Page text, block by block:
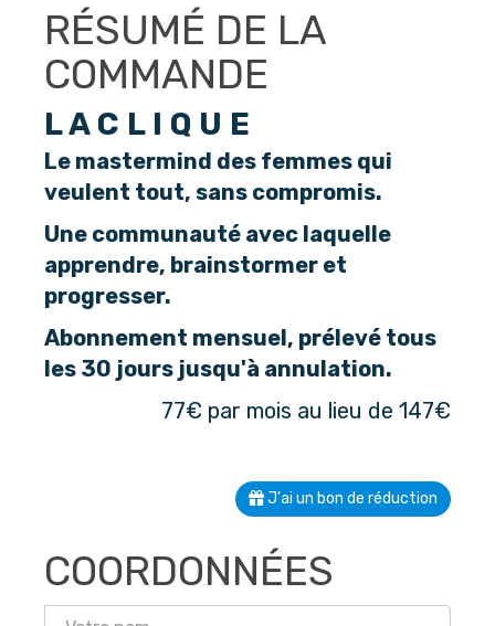
RÉSUMÉ DE LA
COMMANDE
L A C L I Q U E
Le mastermind des femmes qui
veulent tout, sans compromis.
Une communauté avec laquelle
apprendre, brainstormer et
progresser.
Abonnement mensuel, prélevé tous
les 30 jours jusqu'à annulation.
77€ par mois au lieu de 147€
J'ai un bon de réduction
COORDONNÉES